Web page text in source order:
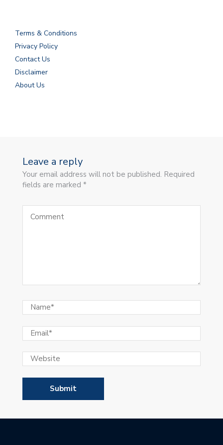
Terms & Conditions
Privacy Policy
Contact Us
Disclaimer
About Us
Leave a reply
Your email address will not be published. Required
fields are marked *